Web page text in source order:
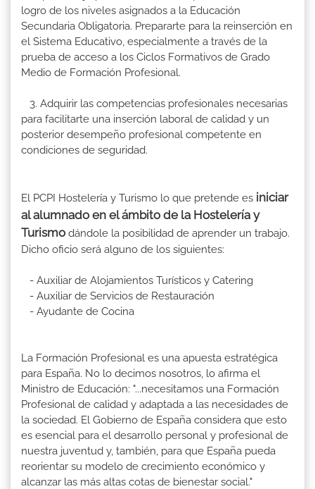
logro de los niveles asignados a la Educación
Secundaria Obligatoria. Prepararte para la reinserción en
el Sistema Educativo, especialmente a través de la
prueba de acceso a los Ciclos Formativos de Grado
Medio de Formación Profesional.
3. Adquirir las competencias profesionales necesarias
para facilitarte una inserción laboral de calidad y un
posterior desempeño profesional competente en
condiciones de seguridad.
El PCPI Hostelería y Turismo lo que pretende es iniciar
al alumnado en el ámbito de la Hostelería y
Turismo dándole la posibilidad de aprender un trabajo.
Dicho oficio será alguno de los siguientes:
- Auxiliar de Alojamientos Turísticos y Catering
- Auxiliar de Servicios de Restauración
- Ayudante de Cocina
La Formación Profesional es una apuesta estratégica
para España. No lo decimos nosotros, lo afirma el
Ministro de Educación: "...necesitamos una Formación
Profesional de calidad y adaptada a las necesidades de
la sociedad. El Gobierno de España considera que esto
es esencial para el desarrollo personal y profesional de
nuestra juventud y, también, para que España pueda
reorientar su modelo de crecimiento económico y
alcanzar las más altas cotas de bienestar social."